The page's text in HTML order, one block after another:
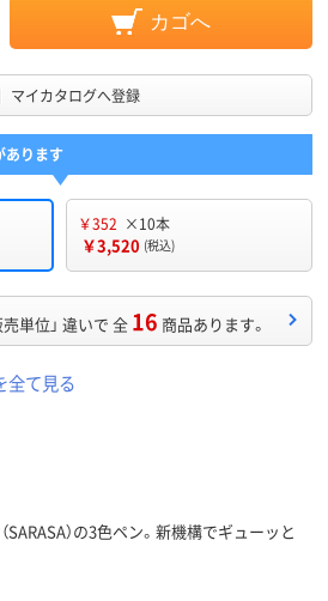
カゴへ
マイカタログへ登録
あります
￥352 ×10本
￥3,520 (税込)
売単位」 違いで 全 16 商品あります。
全て見る
SARASA）の3色ペン。新機構でギューッと